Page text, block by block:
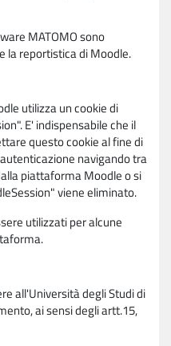
MATOMO sono
la reportistica di Moodle.
utilizza un cookie di
E' indispensabile che il
questo cookie al fine di
navigando tra
piattaforma Moodle o si
viene eliminato.
utilizzati per alcune
all'Università degli Studi di
ai sensi degli artt.15,